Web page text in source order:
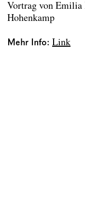
Vortrag von Emilia
Hohenkamp
Mehr Info: Link